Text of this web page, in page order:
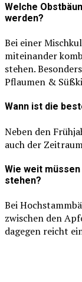
Welche
werden?
Bei einer
miteinander
stehen.
Pflaumen &
Wann ist die
Neben den
auch der
Wie weit
stehen?
Bei
zwischen den
dagegen reicht